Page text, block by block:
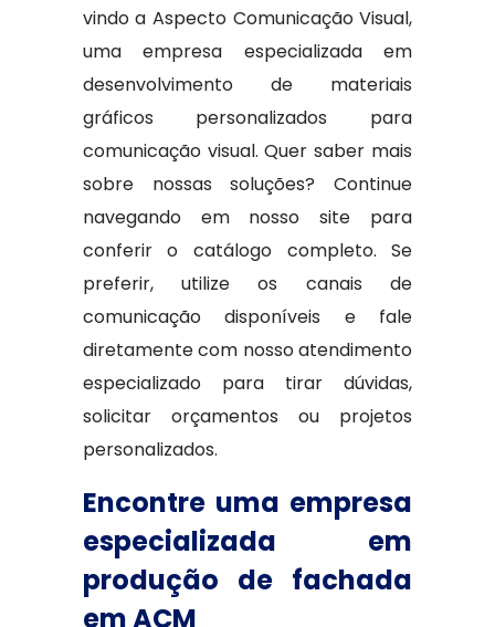
vindo a Aspecto Comunicação Visual,
uma empresa especializada em
desenvolvimento de materiais
gráficos personalizados para
comunicação visual. Quer saber mais
sobre nossas soluções? Continue
navegando em nosso site para
conferir o catálogo completo. Se
preferir, utilize os canais de
comunicação disponíveis e fale
diretamente com nosso atendimento
especializado para tirar dúvidas,
solicitar orçamentos ou projetos
personalizados.
Encontre uma empresa
especializada em
produção de fachada
em ACM